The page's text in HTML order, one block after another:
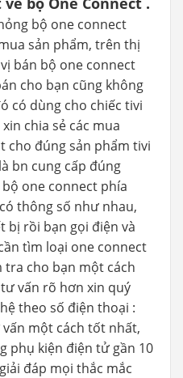
bộ one connect
sản phẩm, trên thị
bán bộ one connect
cho bạn cũng không
có dùng cho chiếc tivi
chia sẻ các mua
cho đúng sản phẩm tivi
bn cung cấp đúng
one connect phía
thông số như nhau,
bị rồi bạn gọi điện và
tìm loại one connect
tra cho bạn một cách
vấn rõ hơn xin quý
theo số điện thoại :
một cách tốt nhất,
phụ kiện điện tử gần 10
đáp mọi thắc mắc